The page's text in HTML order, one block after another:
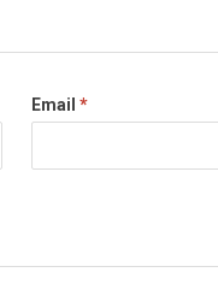
Email *